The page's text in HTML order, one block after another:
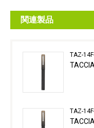
関連製品
TAZ-
TAZ-